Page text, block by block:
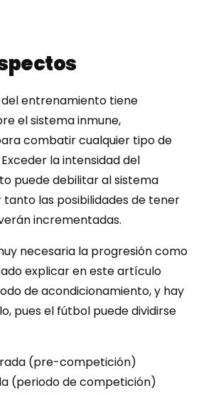
del entrenamiento tiene
el sistema inmune,
combatir cualquier tipo de
la intensidad del
puede debilitar al sistema
tanto las posibilidades de tener
incrementadas.
necesaria la progresión como
explicar en este artículo
de acondicionamiento, y hay
pues el fútbol puede dividirse
(pre-competición)
(periodo de competición)